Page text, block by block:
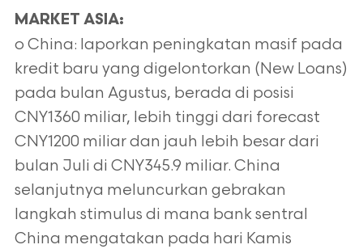
MARKET ASIA:
o China: laporkan peningkatan masif pada
kredit baru yang digelontorkan (New Loans)
pada bulan Agustus, berada di posisi
CNY1360 miliar, lebih tinggi dari forecast
CNY1200 miliar dan jauh lebih besar dari
bulan Juli di CNY345.9 miliar. China
selanjutnya meluncurkan gebrakan
langkah stimulus di mana bank sentral
China mengatakan pada hari Kamis